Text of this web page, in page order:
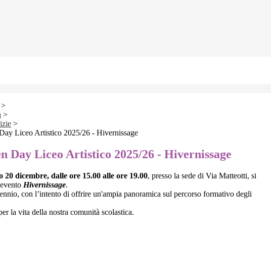
>
>
>
Liceo Artistico 2025/26 - Hivernissage
Day Liceo Artistico 2025/26 - Hivernissage
20 dicembre, dalle ore 15.00 alle ore 19.00, presso la sede di Via Matteotti, si
Hivernissage.
con l’intento di offrire un'ampia panoramica sul percorso formativo degli
la vita della nostra comunità scolastica.